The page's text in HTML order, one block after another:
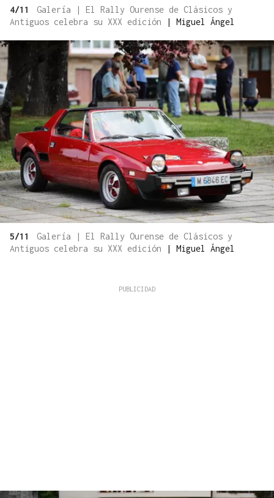
4/11
Galería | El Rally Ourense de Clásicos y
Antiguos celebra su XXX edición
Miguel Ángel
5/11
Galería | El Rally Ourense de Clásicos y
Antiguos celebra su XXX edición
| Miguel Ángel